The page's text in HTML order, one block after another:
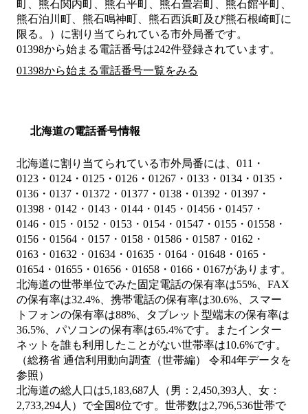
町、熊石関内町、熊石平町、熊石畳岩町、熊石館平町、
熊石泊川町、熊石鳴神町、熊石西浜町及び熊石根崎町に
限る。） に割り当てられている市外局番です。
01398から始まる電話番号は242件登録されています。
01398から始まる電話番号一覧をみる
北海道の電話番号情報
北海道に割り当てられている市外局番には、011・
0123・0124・0125・0126・01267・0133・0134・0135・
0136・0137・01372・01377・0138・01392・01397・
01398・0142・0143・0144・0145・01456・01457・
0146・015・0152・0153・0154・01547・0155・01558・
0156・01564・0157・0158・01586・01587・0162・
0163・01632・01634・01635・0164・01648・0165・
01654・01655・01656・01658・0166・0167があります。
北海道の世帯単位でみた固定電話の保有率は55%、FAX
の保有率は32.4%、携帯電話の保有率は30.6%、スマー
トフォンの保有率は88%、タブレット型端末の保有率は
36.5%、パソコンの保有率は65.4%です。またインター
ネットを誰も利用したことがない世帯率は10.6%です。
（総務省 通信利用動向調査（世帯編） 令和4年データを
参照）
北海道の総人口は5,183,687人（男：2,450,393人、女：
2,733,294人）で全国8位です。世帯数は2,796,536世帯で